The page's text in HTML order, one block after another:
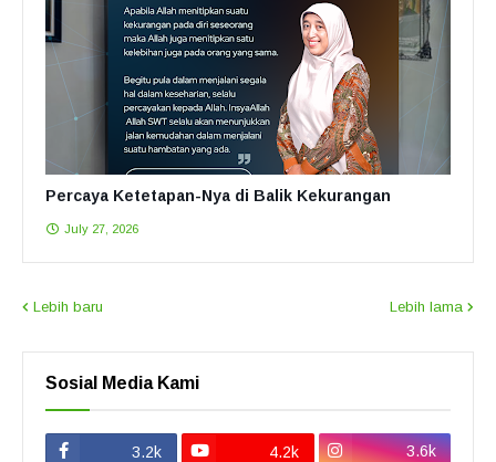
Percaya Ketetapan-Nya di Balik Kekurangan
July 27, 2026
Lebih baru Lebih lama
Sosial Media Kami
3.2k 4.2k 3.6k